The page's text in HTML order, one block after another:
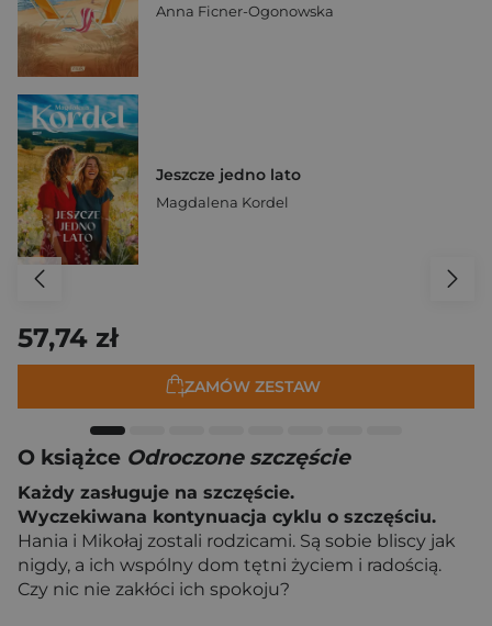
Anna Ficner-Ogonowska
Jeszcze jedno lato
Magdalena Kordel
57,74 zł
ZAMÓW ZESTAW
O książce Odroczone szczęście
Każdy zasługuje na szczęście.
Wyczekiwana kontynuacja cyklu o szczęściu.
Hania i Mikołaj zostali rodzicami. Są sobie bliscy jak
nigdy, a ich wspólny dom tętni życiem i radością.
Czy nic nie zakłóci ich spokoju?